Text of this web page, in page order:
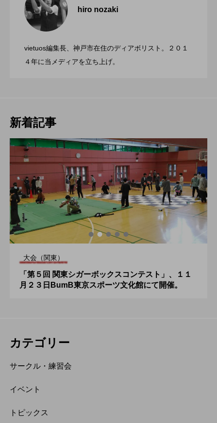
hiro nozaki
vietuos編集長、神戸市在住のディアボリスト。２０１
４年に当メディアを立ち上げ。
2022.06.21
2022.06.21
催。運営スタッフも募集中。
新着記事
大会（関東）
「第５回 関東シガーボックスコンテスト」、１１
月２３日BumB東京スポーツ文化館にて開催。
カテゴリー
サークル・練習会
イベント
トピックス